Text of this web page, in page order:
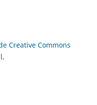
Creative Commons
.